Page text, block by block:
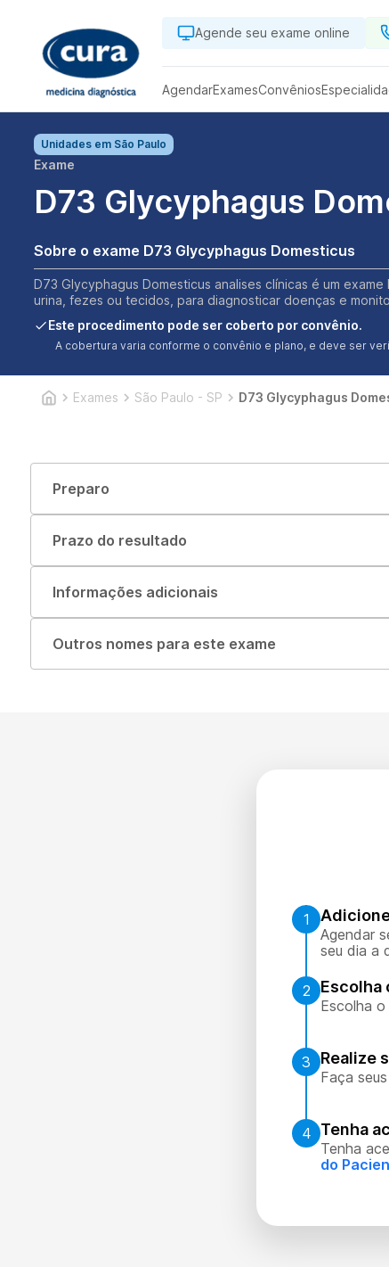
Agende seu exame online
AgendarExamesConvênios
Unidades em São Paulo
Exame
D73 Glycyphagus
Sobre o exame D73 Glycyphagus Domesticus
D73 Glycyphagus Domesticus analises clínicas é um
urina, fezes ou tecidos, para diagnosticar doenças e
Este procedimento pode ser coberto por convênio.
A cobertura varia conforme o convênio e plano, e deve ser
Exames São Paulo - SP D73 Glycyphagus
Preparo
Prazo do resultado
Informações adicionais
Outros nomes para este exame
1
Agendar
seu dia a
2 Escolha
Escolha
3 Realize
Faça
4 Tenha
Tenha
do